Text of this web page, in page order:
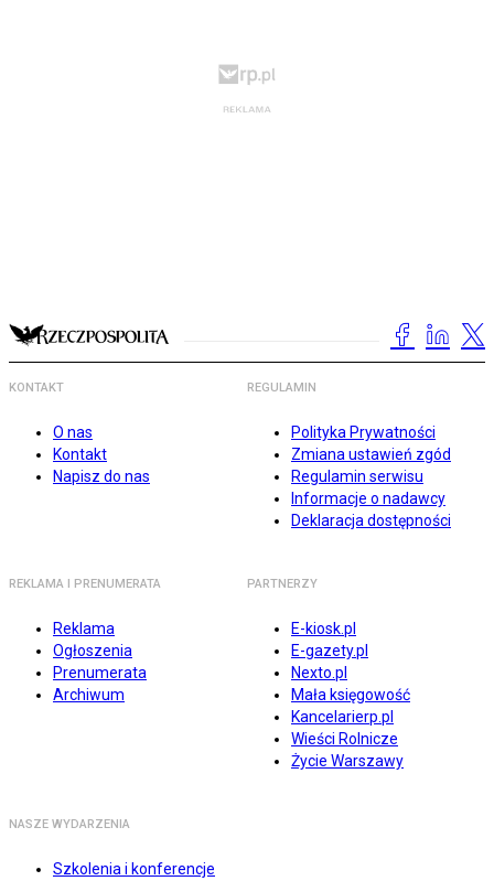
KONTAKT
O nas
Kontakt
Napisz do nas
REGULAMIN
Polityka Prywatności
Zmiana ustawień zgód
Regulamin serwisu
Informacje o nadawcy
Deklaracja dostępności
REKLAMA I PRENUMERATA
Reklama
Ogłoszenia
Prenumerata
Archiwum
PARTNERZY
E-kiosk.pl
E-gazety.pl
Nexto.pl
Mała księgowość
Kancelarierp.pl
Wieści Rolnicze
Życie Warszawy
NASZE WYDARZENIA
Szkolenia i konferencje